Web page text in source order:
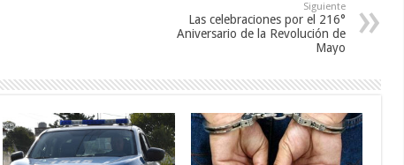
Siguiente
Las celebraciones por el 216°
Aniversario de la Revolución de
Mayo